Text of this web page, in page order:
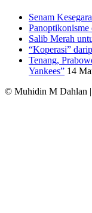
Senam
Salib Merah
“Koperasi”
Tenang,
Yankees” 14
© Muhidin M Dahlan |